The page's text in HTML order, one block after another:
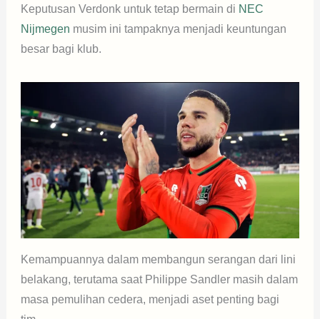
Keputusan Verdonk untuk tetap bermain di NEC
Nijmegen musim ini tampaknya menjadi keuntungan
besar bagi klub.
Kemampuannya dalam membangun serangan dari lini
belakang, terutama saat Philippe Sandler masih dalam
masa pemulihan cedera, menjadi aset penting bagi